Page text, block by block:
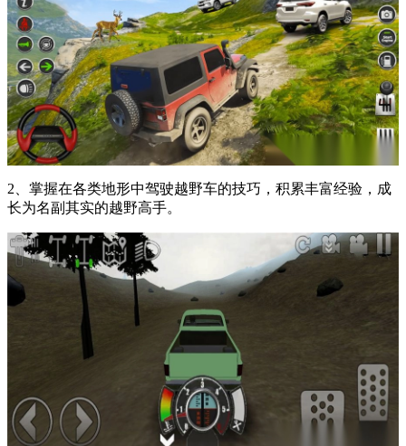
2、掌握在各类地形中驾驶越野车的技巧，积累丰富经验，成
长为名副其实的越野高手。